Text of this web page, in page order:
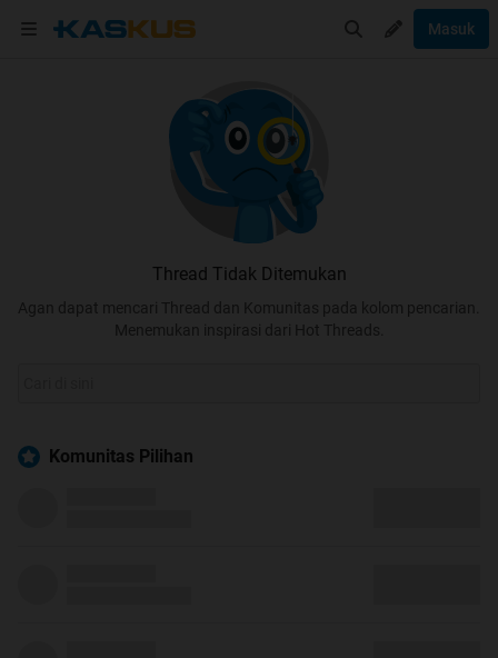
Masuk
Thread Tidak Ditemukan
Agan dapat mencari Thread dan Komunitas pada kolom pencarian.
Menemukan inspirasi dari Hot Threads.
Komunitas Pilihan